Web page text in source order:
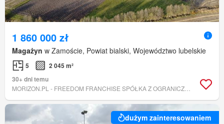
1 860 000 zł
Magażyn w Zamoście, Powiat bialski, Województwo lubelskie
5
2 045 m²
30+ dni temu
dużym zainteresowaniem